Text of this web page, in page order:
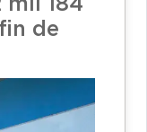
mil 184
de